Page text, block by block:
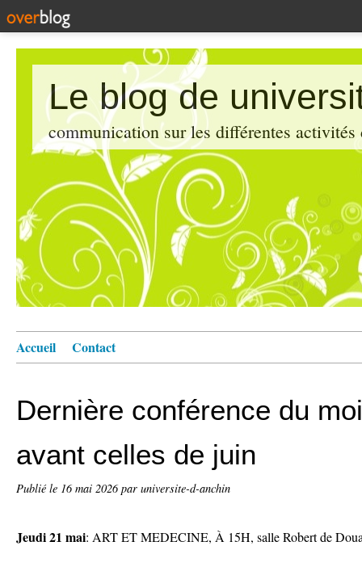
Le blog de
communication sur les différentes
Accueil Contact
Dernière conférence du
avant celles de juin
Publié le 16 mai 2026par universite-d-anchin
Jeudi 21 mai: ART ET MEDECINE, À 15H, salle Robert de